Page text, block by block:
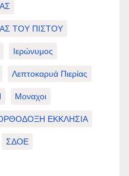
ΤΟΥ ΠΙΣΤΟΥ
Ιερώνυμος
Λεπτοκαρυά Πιερίας
Μοναχοι
ΕΚΚΛΗΣΙΑ
ΣΔΟΕ